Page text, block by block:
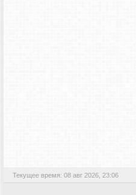
Текущее время: 08 авг 2026, 23:06